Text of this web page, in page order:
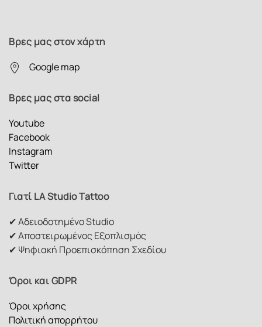
Βρες μας στον χάρτη
Google map
Βρες μας στα social
Youtube
Facebook
Instagram
Twitter
Γιατί LA Studio Tattoo
✔ Αδειοδοτημένο Studio
✔ Αποστειρωμένος Εξοπλισμός
✔ Ψηφιακή Προεπισκόπηση Σχεδίου
Όροι και GDPR
Όροι χρήσης
Πολιτική απορρήτου